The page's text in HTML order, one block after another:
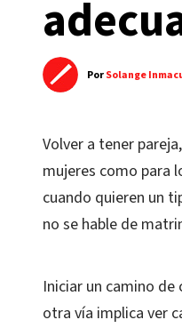
PorSolange
Volver a tener
mujeres como para
cuando quieren un
no se hable de
Iniciar un camino
otra vía implica ver